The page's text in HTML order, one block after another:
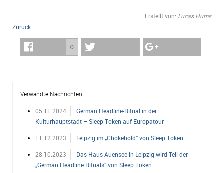
Erstellt von: Lucas Hums
Zurück
0
Verwandte Nachrichten
05.11.2024
German Headline-Ritual in der
Kulturhauptstadt – Sleep Token auf Europatour
11.12.2023 Leipzig im „Chokehold“ von Sleep Token
28.10.2023
Das Haus Auensee in Leipzig wird Teil der
„German Headline Rituals“ von Sleep Token